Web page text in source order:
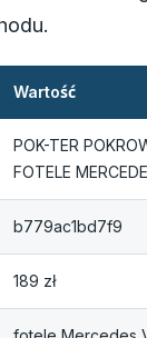
Wartość
POK-TER
FOTELE
b779ac1bd7f9
189 zł